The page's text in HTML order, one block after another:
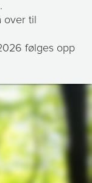
til
følges opp